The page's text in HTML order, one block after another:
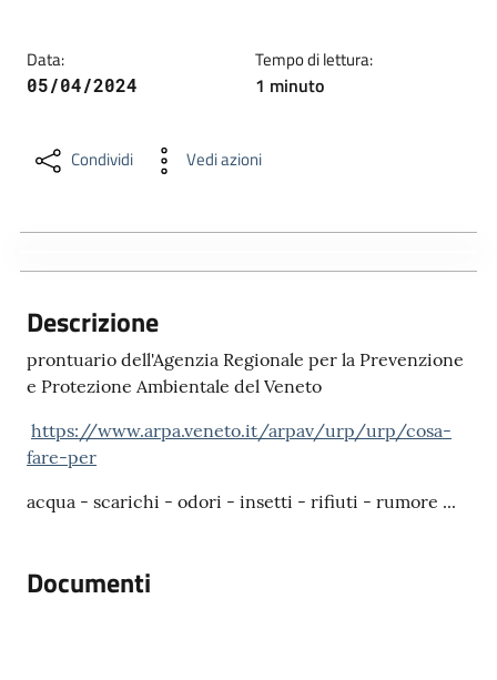
Data:
05/04/2024
Tempo di lettura:
1 minuto
Condividi Vedi azioni
Descrizione
prontuario dell'Agenzia Regionale per la Prevenzione
e Protezione Ambientale del Veneto
https://www.arpa.veneto.it/arpav/urp/urp/cosa-
fare-per
acqua - scarichi - odori - insetti - rifiuti - rumore ...
Documenti